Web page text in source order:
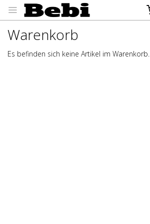
Warenkorb
Es befinden sich keine Artikel im Warenkorb.